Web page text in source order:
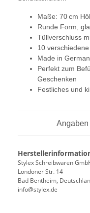
Maße: 70 cm
Runde Form,
Tüllverschluss
10
Made in
Perfekt zum
Geschenken
Festliches und
Angaben
Stylex Schreibwaren
Londoner Str. 14
Bad Bentheim,
info@stylex.de